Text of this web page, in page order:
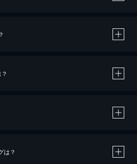
ジットカード決済による作品の購入 / レンタルです。
作品の購入 / レンタルは、20％のポイント還元です。
は？